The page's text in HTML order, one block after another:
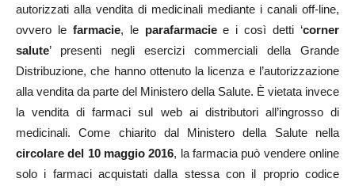
autorizzati alla vendita di medicinali mediante i canali off-line,
ovvero le farmacie, le parafarmaciee i così detti ‘corner
salute’ presenti negli esercizi commerciali della Grande
Distribuzione, che hanno ottenuto la licenza e l’autorizzazione
alla vendita da parte del Ministero della Salute. È vietata invece
la vendita di farmaci sul web ai distributori all’ingrosso di
medicinali. Come chiarito dal Ministero della Salute nella
circolare del 10 maggio 2016, la farmacia può vendere online
solo i farmaci acquistati dalla stessa con il proprio codice